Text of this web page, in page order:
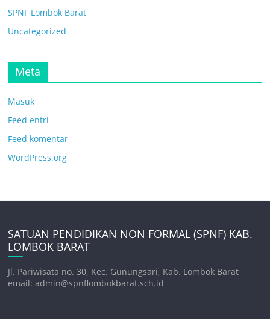
SPNF Lombok Barat
Uncategorized
Meta
Masuk
Feed entri
Feed komentar
WordPress.org
SATUAN PENDIDIKAN NON FORMAL (SPNF) KAB.
LOMBOK BARAT
Jl. Pariwisata no. 30, Kec. Gunungsari, Kab. Lombok Barat
email: admin@spnflombokbarat.sch.id